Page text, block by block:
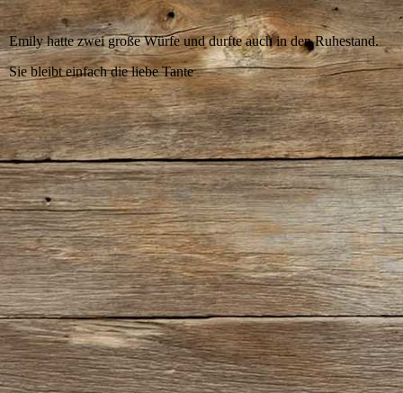
Emily hatte zwei große Würfe und durfte auch in den Ruhestand.
Sie bleibt einfach die liebe Tante